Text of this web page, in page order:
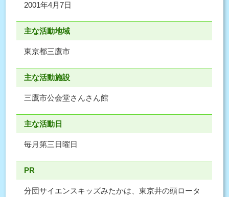
2001年4月7日
主な活動地域
東京都三鷹市
主な活動施設
三鷹市公会堂さんさん館
主な活動日
毎月第三日曜日
PR
分団サイエンスキッズみたかは、東京井の頭ロータ